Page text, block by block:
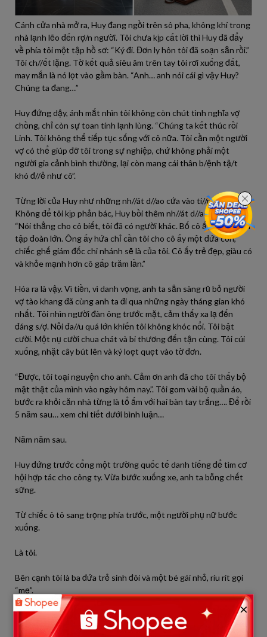
Cánh cửa nhà mở ra, Huy đang ngồi trên sô pha, không khí trong
nhà lạnh lẽo đến rợ/n người. Tôi chưa kịp cất lời thì Huy đã đẩy
về phía tôi một tập hồ sơ: “Ký đi. Đơn ly hôn tôi đã soạn sẵn rồi.”
Tôi ch//ết lặng. Tờ kết quả siêu âm trên tay tôi rơi xuống đất,
may mắn là nó lọt vào gầm bàn. “Anh… anh nói cái gì vậy Huy?
Chúng ta đang…”
Huy đứng dậy, ánh mắt nhìn tôi không còn chút tình nghĩa vợ
chồng, chỉ còn sự toan tính lạnh lùng. “Chúng ta kết thúc rồi
Linh. Tôi không thể tiếp tục sống với cô nữa. Tôi cần một người
vợ có thể giúp đỡ tôi trong sự nghiệp, chứ không phải một
người gia cảnh bình thường, lại còn mang cái thân b/ệnh tậ/t
khó đ//ẻ như cô”.
Từng lời của Huy như những nh//át d//ao cứa vào ti//m tôi.
Không để tôi kịp phản bác, Huy bồi thêm nh//át d//ao cuối cùng:
“Nói thẳng cho cô biết, tôi đã có người khác. Bố cô ấy là chủ tịch
tập đoàn lớn. Ông ấy hứa chỉ cần tôi cho cô ấy một đứa con,
chiếc ghế giám đốc chi nhánh sẽ là của tôi. Cô ấy trẻ đẹp, giàu có
và khỏe mạnh hơn cô gấp trăm lần.”
Hóa ra là vậy. Vì tiền, vì danh vọng, anh ta sẵn sàng rũ bỏ người
vợ tào khang đã cùng anh ta đi qua những ngày tháng gian khó
nhất. Tôi nhìn người đàn ông trước mặt, cảm thấy xa lạ đến
đáng s/ợ. Nỗi đa//u quá lớn khiến tôi không khóc nổi. Tôi bật
cười. Một nụ cười chua chát và bi thương đến tận cùng. Tôi cúi
xuống, nhặt cây bút lên và ký loẹt quẹt vào tờ đơn.
“Được, tôi toại nguyện cho anh. Cảm ơn anh đã cho tôi thấy bộ
mặt thật của mình vào ngày hôm nay.”. Tôi gom vài bộ quần áo,
bước ra khỏi căn nhà từng là tổ ấm với hai bàn tay trắng…. Để rồi
5 năm sau… xem chi tiết dưới bình luận…
Năm năm sau.
Huy đứng trước cổng một trường quốc tế danh tiếng để tìm cơ
hội hợp tác cho công ty. Vừa bước xuống xe, anh ta bỗng chết
sững.
Từ chiếc ô tô sang trọng phía trước, một người phụ nữ bước
xuống.
Là tôi.
Bên cạnh tôi là ba đứa trẻ sinh đôi và một bé gái nhỏ, ríu rít gọi
“mẹ”.
Chiếc cặp trên tay Huy rơi xuống đất. ×